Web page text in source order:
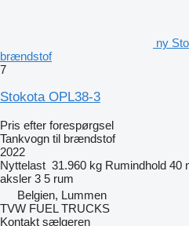
ny
brændstof
7
Stokota OPL38-3
Pris efter forespørgsel
Tankvogn til brændstof
2022
Nyttelast 31.960 kg Rumindhold 40
aksler 3 5 rum
Belgien, Lummen
TVW FUEL TRUCKS
Kontakt sælgeren